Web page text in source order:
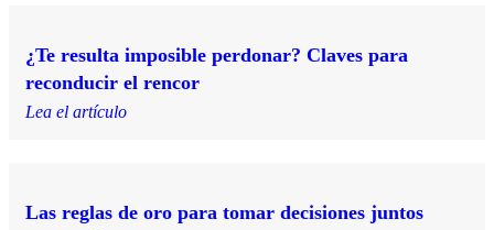
¿Te resulta imposible perdonar? Claves para
reconducir el rencor
Lea el artículo
Las reglas de oro para tomar decisiones juntos